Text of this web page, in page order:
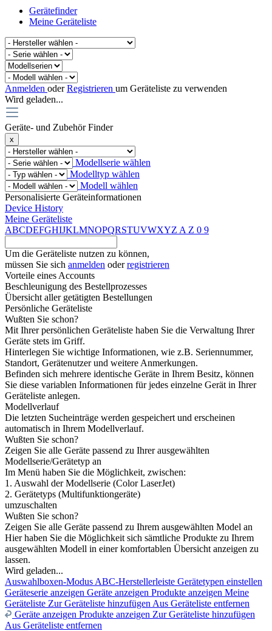
Gerätefinder
Meine Geräteliste
Anmelden oderRegistrieren um Geräteliste zu verwenden
Wird geladen...
Geräte- und Zubehör Finder
x
Modellserie wählen
Modelltyp wählen
Modell wählen
Personalisierte Geräteinformationen
Device History
Meine Geräteliste
ABCDEFGHIJKLMNOPQRSTUVWXYZ A Z 0 9
Um die Geräteliste nutzen zu können,
müssen Sie sich anmelden oderregistrieren
Vorteile eines Accounts
Beschleunigung des Bestellprozesses
Übersicht aller getätigten Bestellungen
Persönliche Geräteliste
Wußten Sie schon?
Mit Ihrer persönlichen Geräteliste haben Sie die Verwaltung Ihrer
Geräte stets im Griff.
Hinterlegen Sie wichtige Informationen, wie z.B. Seriennummer,
Standort, Gerätenutzer und weitere Anmerkungen.
Befinden sich mehrere identische Geräte in Ihrem Besitz, können
Sie diese variablen Informationen für jedes einzelne Gerät in Ihrer
Geräteliste anlegen.
Modellverlauf
Die letzten Sucheinträge werden gespeichert und erscheinen
automatisch in Ihrem Modellverlauf.
Wußten Sie schon?
Zeigen Sie alle Geräte passend zu Ihrer ausgewählten
Modellserie/Gerätetyp an
Im Menü haben Sie die Möglichkeit, zwischen:
1. Auswahl der Modellserie (Color LaserJet)
2. Gerätetyps (Multifunktiongeräte)
umzuschalten
Wußten Sie schon?
Zeigen Sie alle Geräte passend zu Ihrem ausgewählten Model an
Hier haben Sie die Möglichkeit sich sämtliche Produkte zu Ihrem
ausgewählten Modell in einer komfortablen Übersicht anzeigen zu
lassen.
Wird geladen...
Auswahlboxen-Modus ABC-Herstellerleiste Gerätetypen einstellen
Geräteserie anzeigen Geräte anzeigen Produkte anzeigen Meine
Geräteliste Zur Geräteliste hinzufügen Aus Geräteliste entfernen
Geräte anzeigen Produkte anzeigen Zur Geräteliste hinzufügen
Aus Geräteliste entfernen